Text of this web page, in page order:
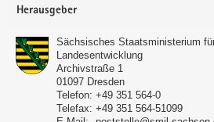
Herausgeber
Sächsisches Staatsministerium
Landesentwicklung
Archivstraße 1
01097 Dresden
Telefon: +49 351 564-0
Telefax: +49 351 564-51099